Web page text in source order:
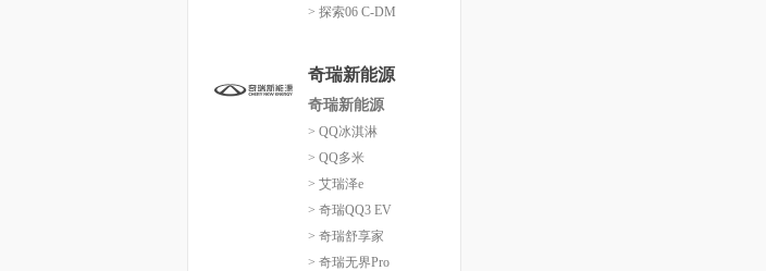
> 探索06 C-DM
奇瑞新能源
奇瑞新能源
> QQ冰淇淋
> QQ多米
> 艾瑞泽e
> 奇瑞QQ3 EV
> 奇瑞舒享家
> 奇瑞无界Pro